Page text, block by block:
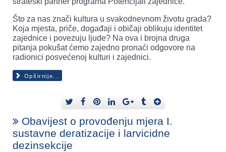
Što za nas znači kultura u svakodnevnom životu grada?
Koja mjesta, priče, događaji i običaji oblikuju identitet
zajednice i povezuju ljude? Na ova i brojna druga
pitanja pokušat ćemo zajedno pronaći odgovore na
radionici posvećenoj kulturi i zajednici.
Opširnije...
Obavijest o provođenju mjera I.
sustavne deratizacije i larvicidne
dezinsekcije